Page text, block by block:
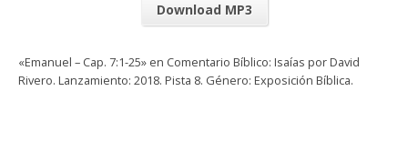
Download MP3
«Emanuel – Cap. 7:1-25» en Comentario Bíblico: Isaías por David
Rivero. Lanzamiento: 2018. Pista 8. Género: Exposición Bíblica.